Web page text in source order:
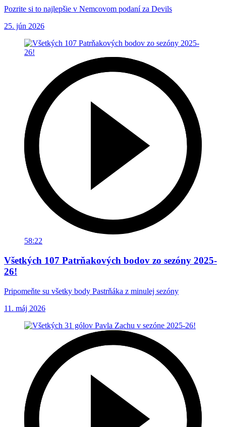
Pozrite si to najlepšie v Nemcovom podaní za Devils
25. jún 2026
58:22
Všetkých 107 Patrňakových bodov zo sezóny 2025-
26!
Pripomeňte su všetky body Pastrňáka z minulej sezóny
11. máj 2026